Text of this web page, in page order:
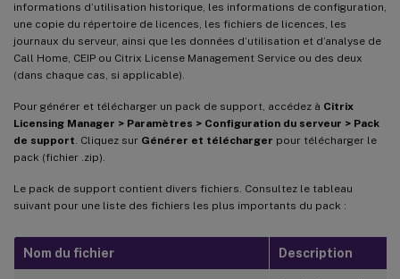
informations d’utilisation historique, les informations de configuration,
une copie du répertoire de licences, les fichiers de licences, les
journaux du serveur, ainsi que les données d’utilisation et d’analyse de
Call Home, CEIP ou Citrix License Management Service ou des deux
(dans chaque cas, si applicable).
Pour générer et télécharger un pack de support, accédez à Citrix
Licensing Manager > Paramètres > Configuration du serveur > Pack
de support. Cliquez sur Générer et télécharger pour télécharger le
pack (fichier .zip).
Le pack de support contient divers fichiers. Consultez le tableau
suivant pour une liste des fichiers les plus importants du pack :
Nom du fichier Description